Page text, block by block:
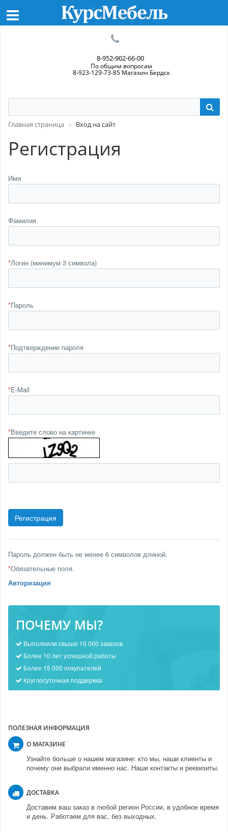
8-952-902-66-00
По общим вопросам
8-923-129-73-85 Магазин Бердск
Главная страница Вход на сайт
Регистрация
Имя
Фамилия
*Логин (минимум 3 символа)
*Пароль
*Подтверждение пароля
*E-Mail
*Введите слово на картинке
Пароль должен быть не менее 6 символов длиной.
*Обязательные поля.
Авторизация
ПОЧЕМУ МЫ?
Выполнили свыше 10 000 заказов
Более 10 лет успешной работы
Более 15 000 покупателей
Круглосуточная поддержка
ПОЛЕЗНАЯ ИНФОРМАЦИЯ
О МАГАЗИНЕ
Узнайте больше о нашем магазине: кто мы, наши клиенты и
почему они выбрали именно нас. Наши контакты и реквизиты.
ДОСТАВКА
Доставим ваш заказ в любой регион России, в удобное время
и день. Работаем для вас, без выходных.